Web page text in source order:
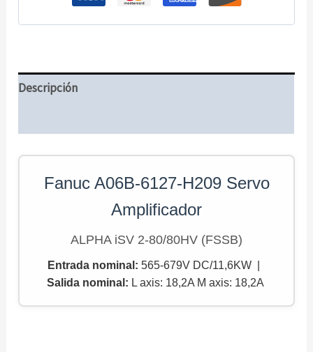
Descripción
Fanuc A06B-6127-H209 Servo
Amplificador
ALPHA iSV 2-80/80HV (FSSB)
Entrada nominal: 565-679V DC/11,6KW |
Salida nominal : L axis: 18,2A M axis: 18,2A